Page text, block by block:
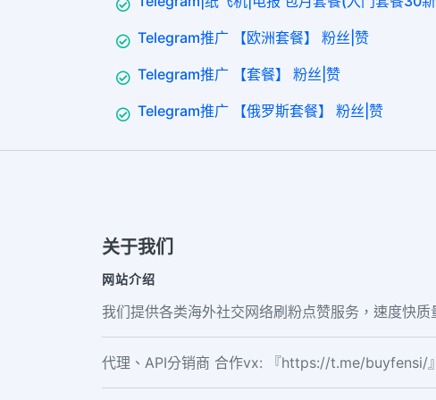
Telegram推广 【欧洲套餐】 粉丝|赞
Telegram推广 【套餐】 粉丝|赞
Telegram推广 【俄罗斯套餐】 粉丝|赞
关于我们
网站介绍
我们提供各类海外社交网络刷粉点赞服务，速度快
代理、API分销商 合作vx: 『https://t.me/buyfensi/